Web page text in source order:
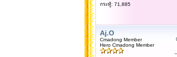
กระทู้: 71,885
Aj.O
Cmadong Member
Hero Cmadong Member